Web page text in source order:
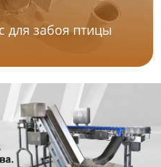
для забоя птицы